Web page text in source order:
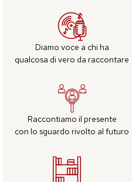
Diamo voce a chi ha
qualcosa di vero da raccontare
Raccontiamo il presente
con lo sguardo rivolto al futuro